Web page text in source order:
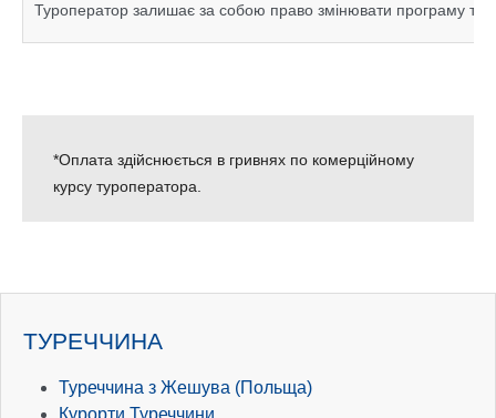
ТУРЕЧЧИНА
Туреччина з Жешува (Польща)
Курорти Туреччини
Туроператор залишає за собою право змінювати програму та
*Оплата здійснюється в гривнях по комерційному
курсу туроператора.